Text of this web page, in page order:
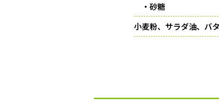
・砂糖
小麦粉、サラダ油、バ